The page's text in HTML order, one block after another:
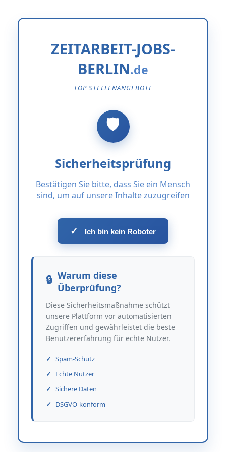
ZEITARBEIT-JOBS-
BERLIN
TOP STELLENANGEBOTE
Sicherheitsprüfung
Bestätigen Sie bitte, dass Sie ein Mensch
sind, um auf unsere Inhalte zuzugreifen
✓ Ich bin kein Roboter
Warum diese
Überprüfung?
Diese Sicherheitsmaßnahme schützt
unsere Plattform vor automatisierten
Zugriffen und gewährleistet die beste
Benutzererfahrung für echte Nutzer.
Spam-Schutz
Echte Nutzer
Sichere Daten
DSGVO-konform